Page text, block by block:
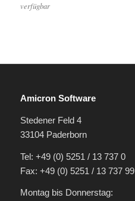
verfügbar
Amicron Software
Stedener Feld 4
33104 Paderborn
Tel: +49 (0) 5251 / 13 737 0
Fax: +49 (0) 5251 / 13 737 99
Montag bis Donnerstag: